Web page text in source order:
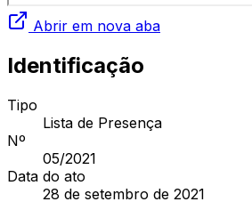
Abrir em nova aba
Identificação
Tipo
Lista de Presença
Nº
05/2021
Data do ato
28 de setembro de 2021